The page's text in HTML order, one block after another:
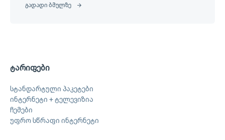
გადადი ბმულზე
ტარიფები
სტანდარტული პაკეტები
ინტერნეტი + ტელევიზია
ჩემები
უფრო სწრაფი ინტერნეტი